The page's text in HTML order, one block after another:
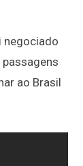
negociado
ao Brasil